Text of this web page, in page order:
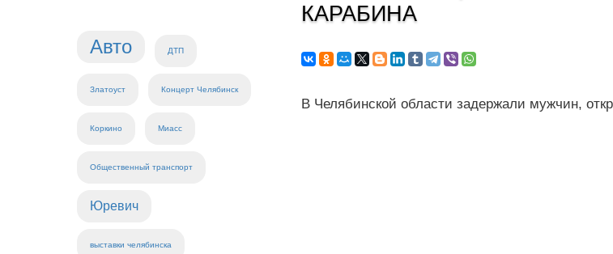
Авто ДТП
Златоуст Концерт Челябинск
Коркино Миасс
Общественный транспорт
Юревич
выставки челябинска
КАРАБИНА
В Челябинской области задержали мужчин,